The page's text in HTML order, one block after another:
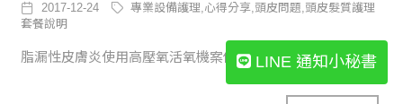
LINE 通知小秘書
2017-12-24
專業設備護理,心得分享,頭皮問題,頭皮髮質護理
套餐說明
脂漏性皮膚炎使用高壓氧活氧機案例